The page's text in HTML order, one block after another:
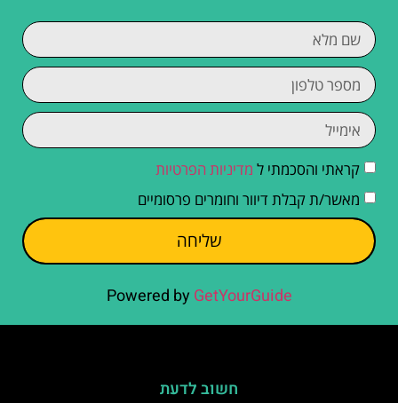
קראתי והסכמתי ל מדיניות הפרטיות
מאשר/ת קבלת דיוור וחומרים פרסומיים
שליחה
Powered by GetYourGuide
חשוב לדעת